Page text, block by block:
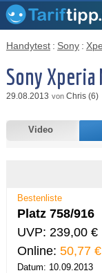
Handytest : Sony :
Sony Xperia
29.08.2013 von Chris (6)
Video
Bestenliste
Platz 758/916
UVP: 239,00 €
Online: 50,77 €
Datum: 10.09.2013